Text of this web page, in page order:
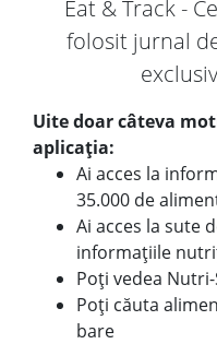
Eat & Track -
folosit jurnal
Uite doar câteva
aplicația:
Ai acces la
35.000 de
Ai acces la sute
informațiile
Poți vedea
Poți căuta
bare